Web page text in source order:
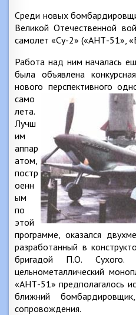
Среди новых
Великой Отечественной
самолет «Су-2» («АНТ-51»,
Работа над ним началась
была объявлена
нового перспективного
само
лета.
Лучш
им
аппар
атом,
постр
оенн
ым
по
этой
программе, оказался
разработанный в
бригадой П.О.
цельнометаллический
«АНТ-51» предполагалось
ближний
сопровождения.